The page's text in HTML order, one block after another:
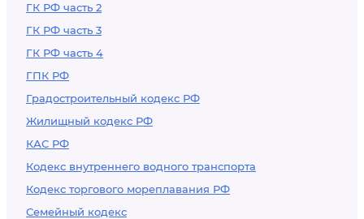
ГК РФ часть 2
ГК РФ часть 3
ГК РФ часть 4
ГПК РФ
Градостроительный кодекс РФ
Жилищный кодекс РФ
КАС РФ
Кодекс внутреннего водного транспорта
Кодекс торгового мореплавания РФ
Семейный кодекс